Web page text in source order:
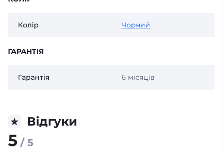
Колір Чорний
ГАРАНТІЯ
Гарантія 6 місяців
Відгуки
5 / 5